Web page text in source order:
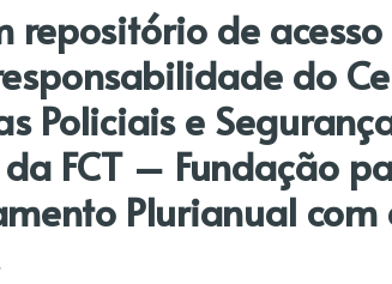
repositório de
do
Policiais e
FCT – Fundação
Plurianual com